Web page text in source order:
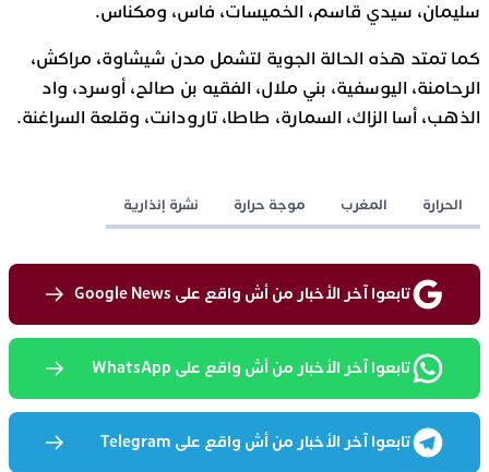
سليمان، سيدي قاسم، الخميسات، فاس، ومكناس.
كما تمتد هذه الحالة الجوية لتشمل مدن شيشاوة، مراكش،
الرحامنة، اليوسفية، بني ملال، الفقيه بن صالح، أوسرد، واد
الذهب، أسا الزاك، السمارة، طاطا، تارودانت، وقلعة السراغنة.
الحرارة المغرب موجة حرارة نشرة إنذارية
تابعوا آخر الأخبار من أش واقع على Google News
تابعوا آخر الأخبار من أش واقع على WhatsApp
تابعوا آخر الأخبار من أش واقع على Telegram